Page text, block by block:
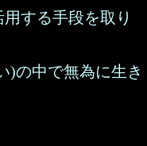
する手段を取り
)の中で無為に生き